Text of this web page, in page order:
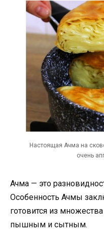
Настоящая Ачма на
очень
Ачма — это
Особенность Ачмы
готовится из
пышным и сытным.